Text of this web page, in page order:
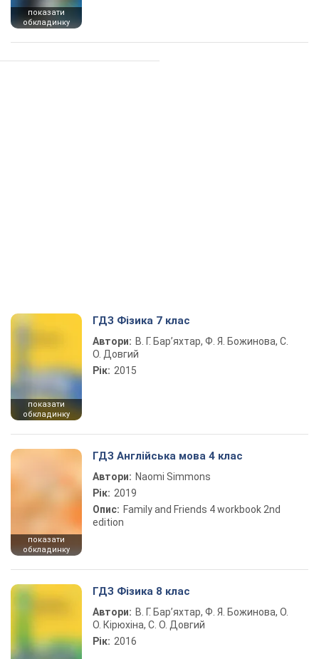
показати
обкладинку
показати
обкладинку
ГДЗ Фізика 7 клас
Автори: В. Г. Бар’яхтар, Ф. Я. Божинова, С.
О. Довгий
Рік: 2015
показати
обкладинку
ГДЗ Англійська мова 4 клас
Автори: Naomi Simmons
Рік: 2019
Опис: Family and Friends 4 workbook 2nd
edition
ГДЗ Фізика 8 клас
Автори: В. Г. Бар’яхтар, Ф. Я. Божинова, О.
О. Кірюхіна, С. О. Довгий
Рік: 2016